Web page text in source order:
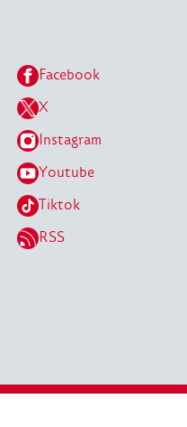
Facebook
X
Instagram
Youtube
Tiktok
RSS